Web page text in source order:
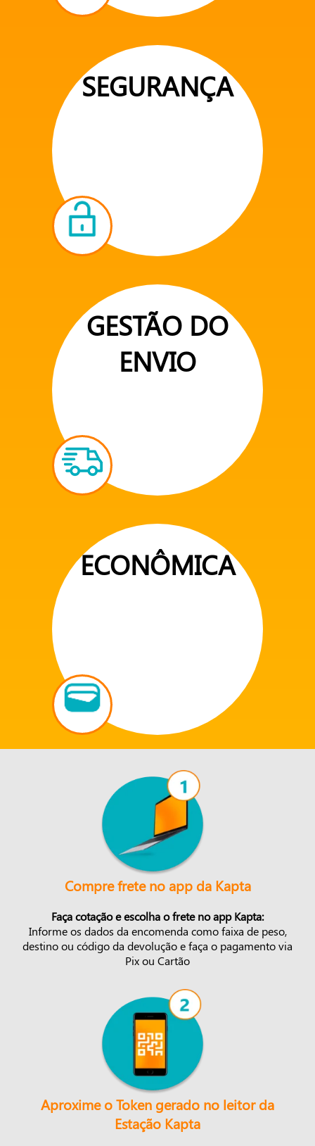
SEGURANÇA
GESTÃO DO
ENVIO
ECONÔMICA
Compre frete no app da Kapta
Faça cotação e escolha o frete no app Kapta:
Informe os dados da encomenda como faixa de peso,
destino ou código da devolução e faça o pagamento via
Pix ou Cartão
Aproxime o Token gerado no leitor da
Estação Kapta